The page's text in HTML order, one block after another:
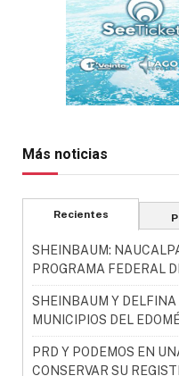
Más noticias
Recientes
SHEINBAUM:
PROGRAMA FEDERAL
SHEINBAUM Y DELFINA
MUNICIPIOS DEL
PRD Y PODEMOS EN
CONSERVAR SU